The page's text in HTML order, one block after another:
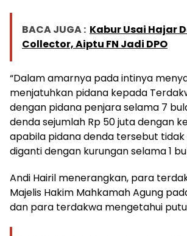
BACA JUGA : Kabur Usai Hajar
Collector, Aiptu FN Jadi DPO
“Dalam amarnya pada intinya
menjatuhkan pidana kepada
dengan pidana penjara selama 7
denda sejumlah Rp 50 juta dengan
apabila pidana denda tersebut
diganti dengan kurungan selama 1
Andi Hairil menerangkan, para
Majelis Hakim Mahkamah Agung
dan para terdakwa mengetahui